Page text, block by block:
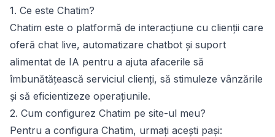
1. Ce este Chatim?
Chatim este o platformă de interacțiune cu clienții care
oferă chat live, automatizare chatbot și suport
alimentat de IA pentru a ajuta afacerile să
îmbunătățească serviciul clienți, să stimuleze vânzările
și să eficientizeze operațiunile.
2. Cum configurez Chatim pe site-ul meu?
Pentru a configura Chatim, urmați acești pași: